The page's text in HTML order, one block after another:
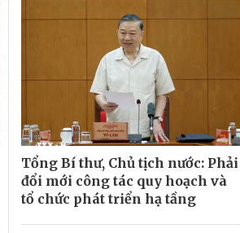
Tổng Bí thư, Chủ tịch nước: Phải
đổi mới công tác quy hoạch và
tổ chức phát triển hạ tầng